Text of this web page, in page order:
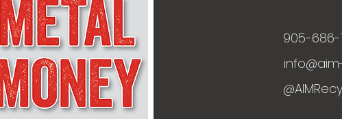
905-686-